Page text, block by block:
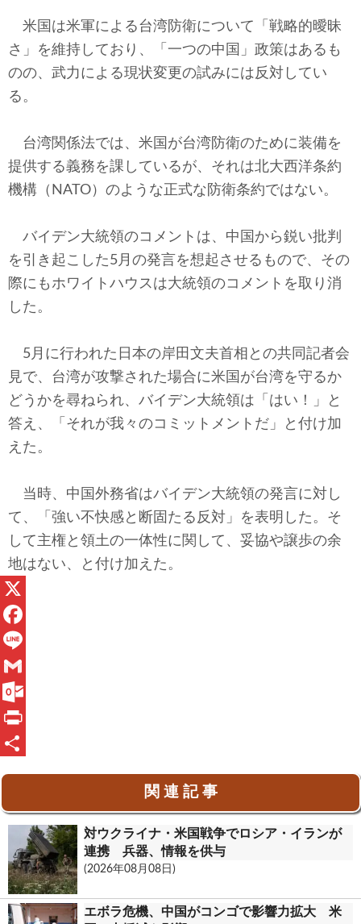
米国は米軍による台湾防衛について「戦略的曖昧
さ」を維持しており、「一つの中国」政策はあるも
のの、武力による現状変更の試みには反対してい
る。
台湾関係法では、米国が台湾防衛のために装備を
提供する義務を課しているが、それは北大西洋条約
機構（NATO）のような正式な防衛条約ではない。
バイデン大統領のコメントは、中国から鋭い批判
を引き起こした5月の発言を想起させるもので、その
際にもホワイトハウスは大統領のコメントを取り消
した。
5月に行われた日本の岸田文夫首相との共同記者会
見で、台湾が攻撃された場合に米国が台湾を守るか
どうかを尋ねられ、バイデン大統領は「はい！」と
答え、「それが我々のコミットメントだ」と付け加
えた。
当時、中国外務省はバイデン大統領の発言に対し
て、「強い不快感と断固たる反対」を表明した。そ
して主権と領土の一体性に関して、妥協や譲歩の余
地はない、と付け加えた。
X
F
a
c
e
b
L
n
e
G
m
a
O
u
.
P
関 連 記 事
対ウクライナ・米国戦争でロシア・イランが
連携 兵器、情報を供与
(2026年08月08日)
エボラ危機、中国がコンゴで影響力拡大 米